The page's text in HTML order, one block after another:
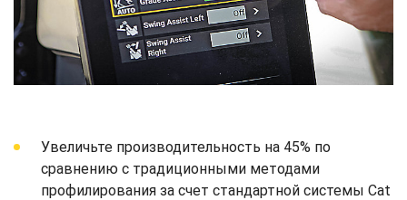
Увеличьте производительность на 45% по
сравнению с традиционными методами
профилирования за счет стандартной системы Cat